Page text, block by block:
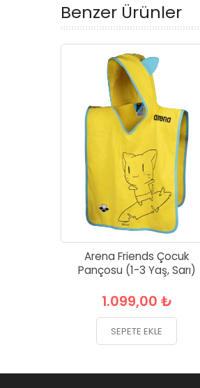
Benzer Ürünler
Arena Friends Çocuk
Pançosu (1-3 Yaş, Sarı)
1.099,00 ₺
SEPETE EKLE